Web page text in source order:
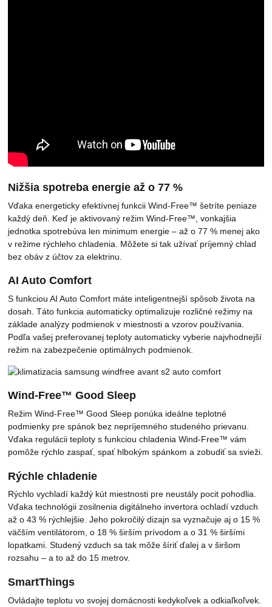
Nižšia spotreba energie až o 77 %
Vďaka energeticky efektívnej funkcii Wind-Free™ šetríte peniaze
každý deň. Keď je aktivovaný režim Wind-Free™, vonkajšia
jednotka spotrebúva len minimum energie – až o 77 % menej ako
v režime rýchleho chladenia. Môžete si tak užívať príjemný chlad
bez obáv z účtov za elektrinu.
AI Auto Comfort
S funkciou AI Auto Comfort máte inteligentnejší spôsob života na
dosah. Táto funkcia automaticky optimalizuje rozličné režimy na
základe analýzy podmienok v miestnosti a vzorov používania.
Podľa vašej preferovanej teploty automaticky vyberie najvhodnejší
režim na zabezpečenie optimálnych podmienok.
Wind-Free™ Good Sleep
Režim Wind-Free™ Good Sleep ponúka ideálne teplotné
podmienky pre spánok bez nepríjemného studeného prievanu.
Vďaka regulácii teploty s funkciou chladenia Wind-Free™ vám
pomôže rýchlo zaspať, spať hlbokým spánkom a zobudiť sa svieži.
Rýchle chladenie
Rýchlo vychladí každý kút miestnosti pre neustály pocit pohodlia.
Vďaka technológii zosilnenia digitálneho invertora ochladí vzduch
až o 43 % rýchlejšie. Jeho pokročilý dizajn sa vyznačuje aj o 15 %
väčším ventilátorom, o 18 % širším prívodom a o 31 % širšími
lopatkami. Studený vzduch sa tak môže šíriť ďalej a v širšom
rozsahu – a to až do 15 metrov.
SmartThings
Ovládajte teplotu vo svojej domácnosti kedykoľvek a odkiaľkoľvek.